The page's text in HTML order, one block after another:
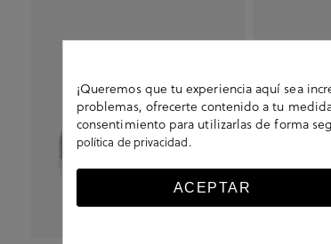
¡Queremos que tu experiencia aquí sea
problemas, ofrecerte contenido a tu
consentimiento para utilizarlas de forma
política de privacidad.
ACEPTAR